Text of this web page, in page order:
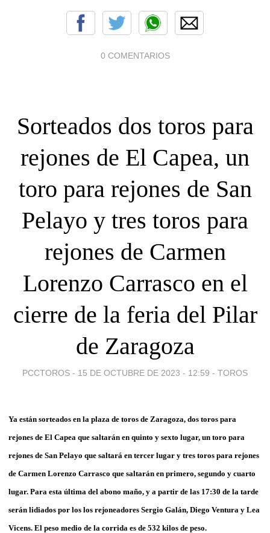
0 COMENTARIOS
Sorteados dos toros para
rejones de El Capea, un
toro para rejones de San
Pelayo y tres toros para
rejones de Carmen
Lorenzo Carrasco en el
cierre de la feria del Pilar
de Zaragoza
PCCTOROS - 15 DE OCTUBRE DE 2023 - 12:59 - TOROS
Ya están sorteados en la plaza de toros de Zaragoza, dos toros para
rejones de El Capea que saltarán en quinto y sexto lugar, un toro para
rejones de San Pelayo que saltará en tercer lugar y tres toros para rejones
de Carmen Lorenzo Carrasco que saltarán en primero, segundo y cuarto
lugar. Para esta última del abono maño, y a partir de las 17:30 de la tarde
serán lidiados por los los rejoneadores Sergio Galán, Diego Ventura y Lea
Vicens. El peso medio de la corrida es de 532 kilos de peso.